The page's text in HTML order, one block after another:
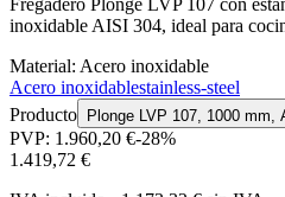
inoxidable AISI 304, ideal para
Material: Acero inoxidable
Acero inoxidablestainless-steel
Producto
Plonge LVP 107, 1000 mm,
PVP: 1.960,20 €-28%
1.419,72 €